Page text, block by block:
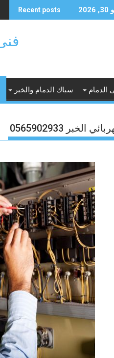
Recent posts
فنى
الدمام سباك الدمام والخبر
0565902933